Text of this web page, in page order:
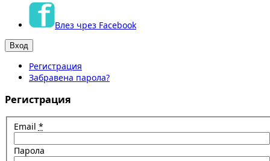
Влез чрез Facebook
Регистрация
Забравена парола?
Регистрация
Email *
Парола